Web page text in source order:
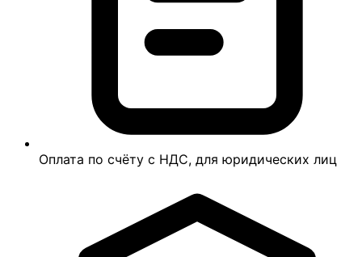
Оплата по счёту с НДС, для юридических лиц